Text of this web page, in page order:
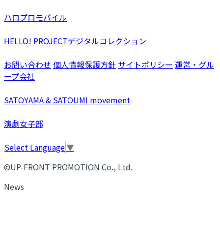
ハロプロモバイル
HELLO! PROJECTデジタルコレクション
お問い合わせ 個人情報保護方針 サイトポリシー 運営・グル
ープ会社
SATOYAMA & SATOUMI movement
演劇女子部
Select Language▼
©UP-FRONT PROMOTION Co., Ltd.
News